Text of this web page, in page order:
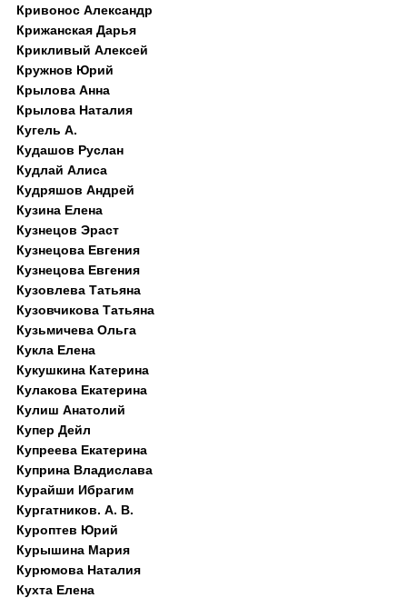
Кривонос Александр
Крижанская Дарья
Крикливый Алексей
Кружнов Юрий
Крылова Анна
Крылова Наталия
Кугель А.
Кудашов Руслан
Кудлай Алиса
Кудряшов Андрей
Кузина Елена
Кузнецов Эраст
Кузнецова Евгения
Кузнецова Евгения
Кузовлева Татьяна
Кузовчикова Татьяна
Кузьмичева Ольга
Кукла Елена
Кукушкина Катерина
Кулакова Екатерина
Кулиш Анатолий
Купер Дейл
Купреева Екатерина
Куприна Владислава
Курайши Ибрагим
Кургатников. А. В.
Куроптев Юрий
Курышина Мария
Курюмова Наталия
Кухта Елена